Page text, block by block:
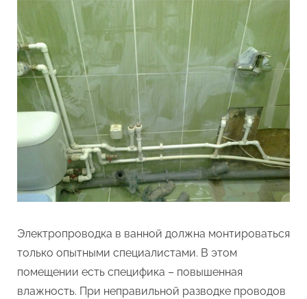
Электропроводка в ванной должна монтироваться
только опытными специалистами. В этом
помещении есть специфика – повышенная
влажность. При неправильной разводке проводов